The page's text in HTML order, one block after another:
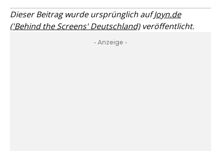
Dieser Beitrag wurde ursprünglich aufJoyn.de
('Behind the Screens' Deutschland)veröffentlicht.
- Anzeige -